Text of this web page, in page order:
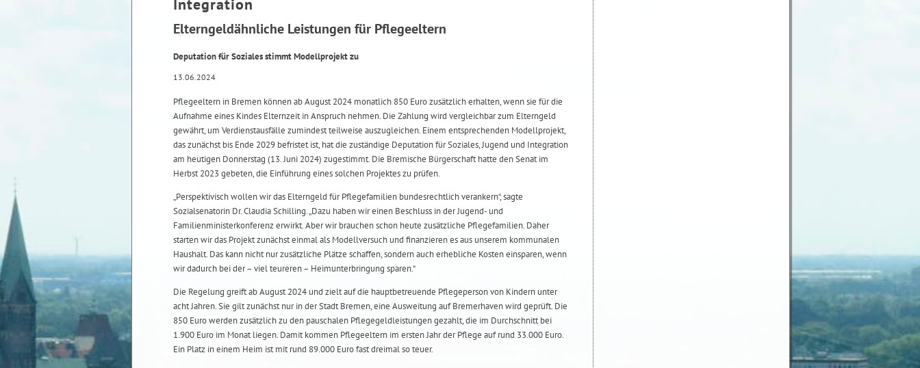
Integration
Elterngeldähnliche Leistungen für Pflegeeltern
Deputation für Soziales stimmt Modellprojekt zu
13.06.2024
Pflegeeltern in Bremen können ab August 2024 monatlich 850 Euro zusätzlich erhalten, wenn sie für die
Aufnahme eines Kindes Elternzeit in Anspruch nehmen. Die Zahlung wird vergleichbar zum Elterngeld
gewährt, um Verdienstausfälle zumindest teilweise auszugleichen. Einem entsprechenden Modellprojekt,
das zunächst bis Ende 2029 befristet ist, hat die zuständige Deputation für Soziales, Jugend und Integration
am heutigen Donnerstag (13. Juni 2024) zugestimmt. Die Bremische Bürgerschaft hatte den Senat im
Herbst 2023 gebeten, die Einführung eines solchen Projektes zu prüfen.
„Perspektivisch wollen wir das Elterngeld für Pflegefamilien bundesrechtlich verankern“, sagte
Sozialsenatorin Dr. Claudia Schilling. „Dazu haben wir einen Beschluss in der Jugend- und
Familienministerkonferenz erwirkt. Aber wir brauchen schon heute zusätzliche Pflegefamilien. Daher
starten wir das Projekt zunächst einmal als Modellversuch und finanzieren es aus unserem kommunalen
Haushalt. Das kann nicht nur zusätzliche Plätze schaffen, sondern auch erhebliche Kosten einsparen, wenn
wir dadurch bei der – viel teureren – Heimunterbringung sparen.“
Die Regelung greift ab August 2024 und zielt auf die hauptbetreuende Pflegeperson von Kindern unter
acht Jahren. Sie gilt zunächst nur in der Stadt Bremen, eine Ausweitung auf Bremerhaven wird geprüft. Die
850 Euro werden zusätzlich zu den pauschalen Pflegegeldleistungen gezahlt, die im Durchschnitt bei
1.900 Euro im Monat liegen. Damit kommen Pflegeeltern im ersten Jahr der Pflege auf rund 33.000 Euro.
Ein Platz in einem Heim ist mit rund 89.000 Euro fast dreimal so teuer.